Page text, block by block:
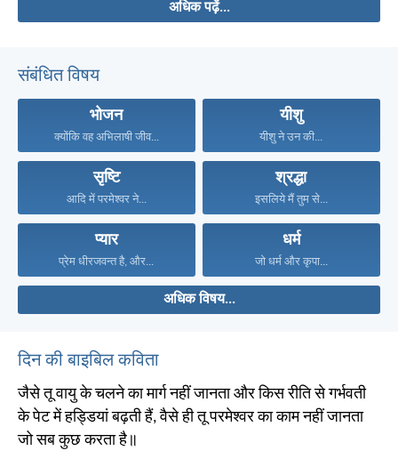
अधिक पढ़ें...
संबंधित विषय
भोजन
क्योंकि वह अभिलाषी जीव...
यीशु
यीशु ने उन की...
सृष्टि
आदि में परमेश्वर ने...
श्रद्धा
इसलिये मैं तुम से...
प्यार
प्रेम धीरजवन्त है, और...
धर्म
जो धर्म और कृपा...
अधिक विषय...
दिन की बाइबिल कविता
जैसे तू वायु के चलने का मार्ग नहीं जानता और किस रीति से गर्भवती
के पेट में हड्डियां बढ़ती हैं, वैसे ही तू परमेश्वर का काम नहीं जानता
जो सब कुछ करता है॥